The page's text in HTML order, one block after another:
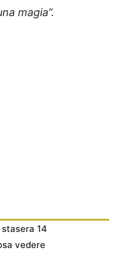
magia”.
14
vedere